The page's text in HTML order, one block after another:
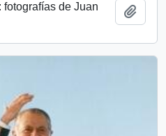
fotografías de Juan